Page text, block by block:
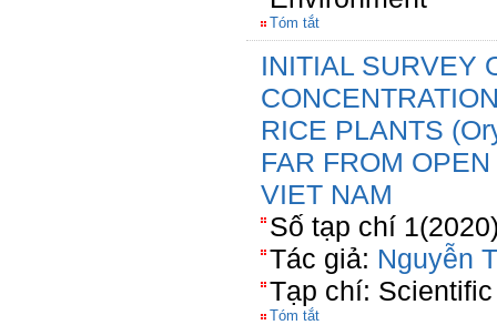
Tóm tắt
INITIAL SURVEY
RICE PLANTS
FAR FROM
VIET NAM
Số tạp chí
Tác giả: Nguyễn
Tạp chí:
Tóm tắt